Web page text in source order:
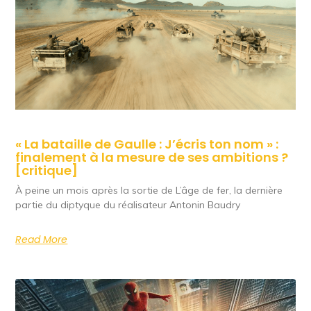
« La bataille de Gaulle : J’écris ton nom » :
finalement à la mesure de ses ambitions ?
[critique]
À peine un mois après la sortie de L’âge de fer, la dernière
partie du diptyque du réalisateur Antonin Baudry
Read More